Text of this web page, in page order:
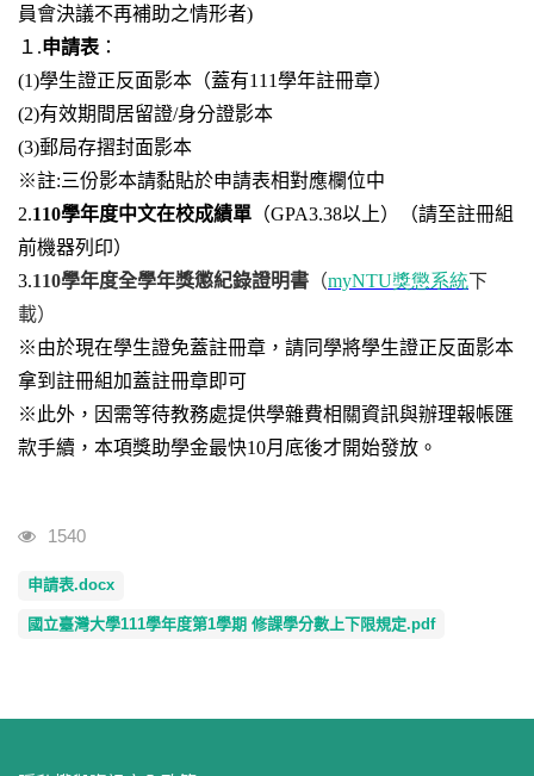
員會決議不再補助之情形者)
１.申請表 ：
(1)學生證正反面影本（蓋有111學年註冊章）
(2)有效期間居留證/身分證影本
(3)郵局存摺封面影本
※註:三份影本請黏貼於申請表相對應欄位中
2.110學年度中文在校成績單 （GPA3.38以上）（請至註冊組
前機器列印）
3.110學年度全學年獎懲紀錄證明書 （myNTU獎懲系統下
載）
※由於現在學生證免蓋註冊章，請同學將學生證正反面影本
拿到註冊組加蓋註冊章即可
※此外，因需等待教務處提供學雜費相關資訊與辦理報帳匯
款手續，本項獎助學金最快10月底後才開始發放。
瀏覽人次
1540
申請表.docx
國立臺灣大學111學年度第1學期 修課學分數上下限規定.pdf